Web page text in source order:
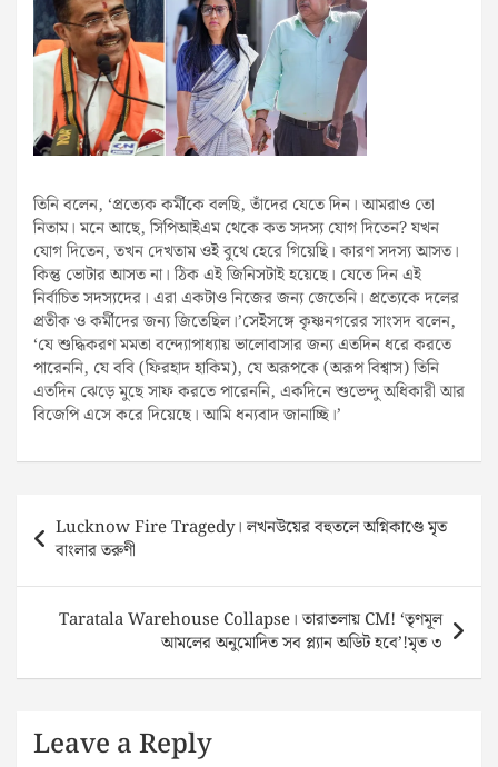
তিনি বলেন, ‘প্রত্যেক কর্মীকে বলছি, তাঁদের যেতে দিন। আমরাও তো
নিতাম। মনে আছে, সিপিআইএম থেকে কত সদস্য যোগ দিতেন? যখন
যোগ দিতেন, তখন দেখতাম ওই বুথে হেরে গিয়েছি। কারণ সদস্য আসত।
কিন্তু ভোটার আসত না। ঠিক এই জিনিসটাই হয়েছে। যেতে দিন এই
নির্বাচিত সদস্যদের। এরা একটাও নিজের জন্য জেতেনি। প্রত্যেকে দলের
প্রতীক ও কর্মীদের জন্য জিতেছিল।’সেইসঙ্গে কৃষ্ণনগরের সাংসদ বলেন,
‘যে শুদ্ধিকরণ মমতা বন্দ্যোপাধ্যায় ভালোবাসার জন্য এতদিন ধরে করতে
পারেননি, যে ববি (ফিরহাদ হাকিম), যে অরূপকে (অরূপ বিশ্বাস) তিনি
এতদিন ঝেড়ে মুছে সাফ করতে পারেননি, একদিনে শুভেন্দু অধিকারী আর
বিজেপি এসে করে দিয়েছে। আমি ধন্যবাদ জানাচ্ছি।’
navigation
Lucknow Fire Tragedy। লখনউয়ের বহুতলে অগ্নিকাণ্ডে মৃত
বাংলার তরুণী
Taratala Warehouse Collapse। তারাতলায় CM! ‘তৃণমূল
আমলের অনুমোদিত সব প্ল্যান অডিট হবে’!মৃত ৩
Leave a Reply